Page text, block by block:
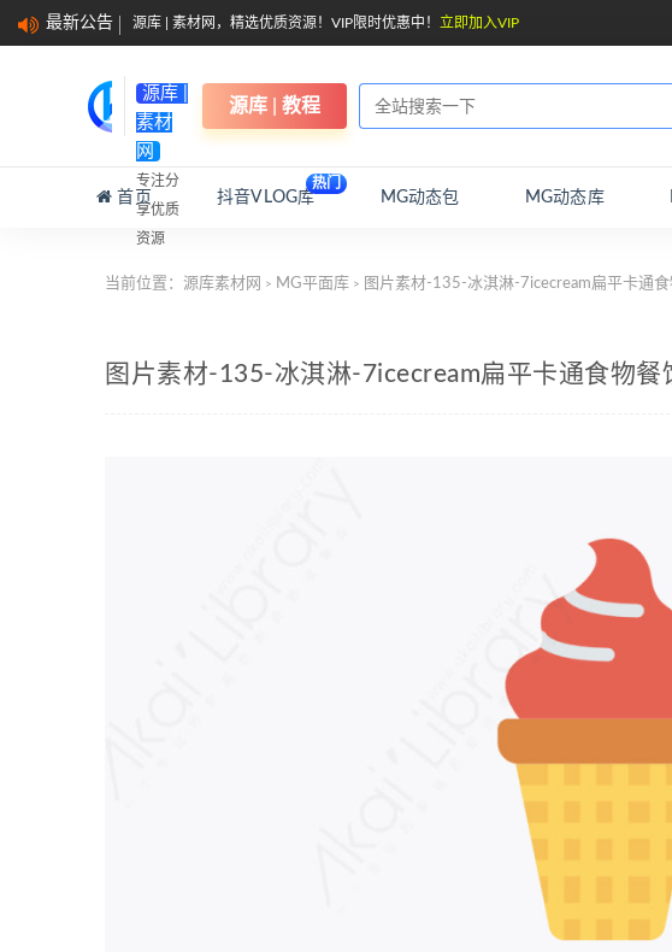
最新公告 源库 | 素材网，精选优质资源！VIP限时优惠中！ 立即加入VIP
源库 |
素材
网
专注分
享优质
资源
源库 | 教程
首页 抖音VLOG库
热门
MG动态包 MG动态库
当前位置： 源库素材网 > MG平面库 > 图片素材-135-冰淇淋-7icecream扁平卡通
图片素材-135-冰淇淋-7icecream扁平卡通食物餐